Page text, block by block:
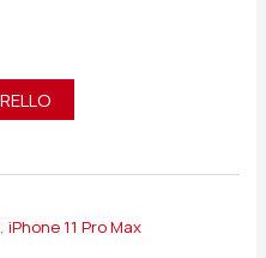
,iPhone 11 Pro Max